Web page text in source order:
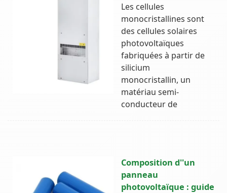
Les cellules
monocristallines sont
des cellules solaires
photovoltaïques
fabriquées à partir de
silicium
monocristallin, un
matériau semi-
conducteur de
Composition d''un
panneau
photovoltaïque : guide